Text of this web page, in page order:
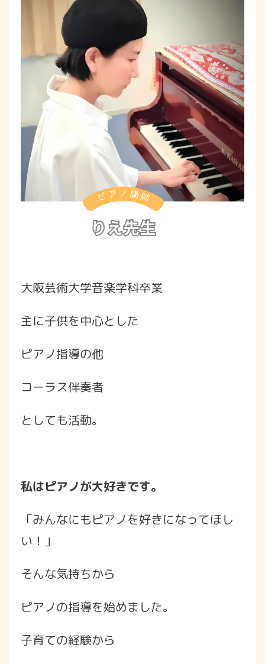
大阪芸術大学音楽学科卒業
主に子供を中心とした
ピアノ指導の他
コーラス伴奏者
としても活動。
私はピアノが大好きです。
「みんなにもピアノを好きになってほし
い！」
そんな気持ちから
ピアノの指導を始めました。
子育ての経験から